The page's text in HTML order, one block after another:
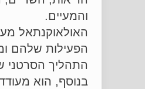
והמעיים.
האולאוקנתאל
הפעילות שלהם
התהליך הסרטני
בנוסף, הוא